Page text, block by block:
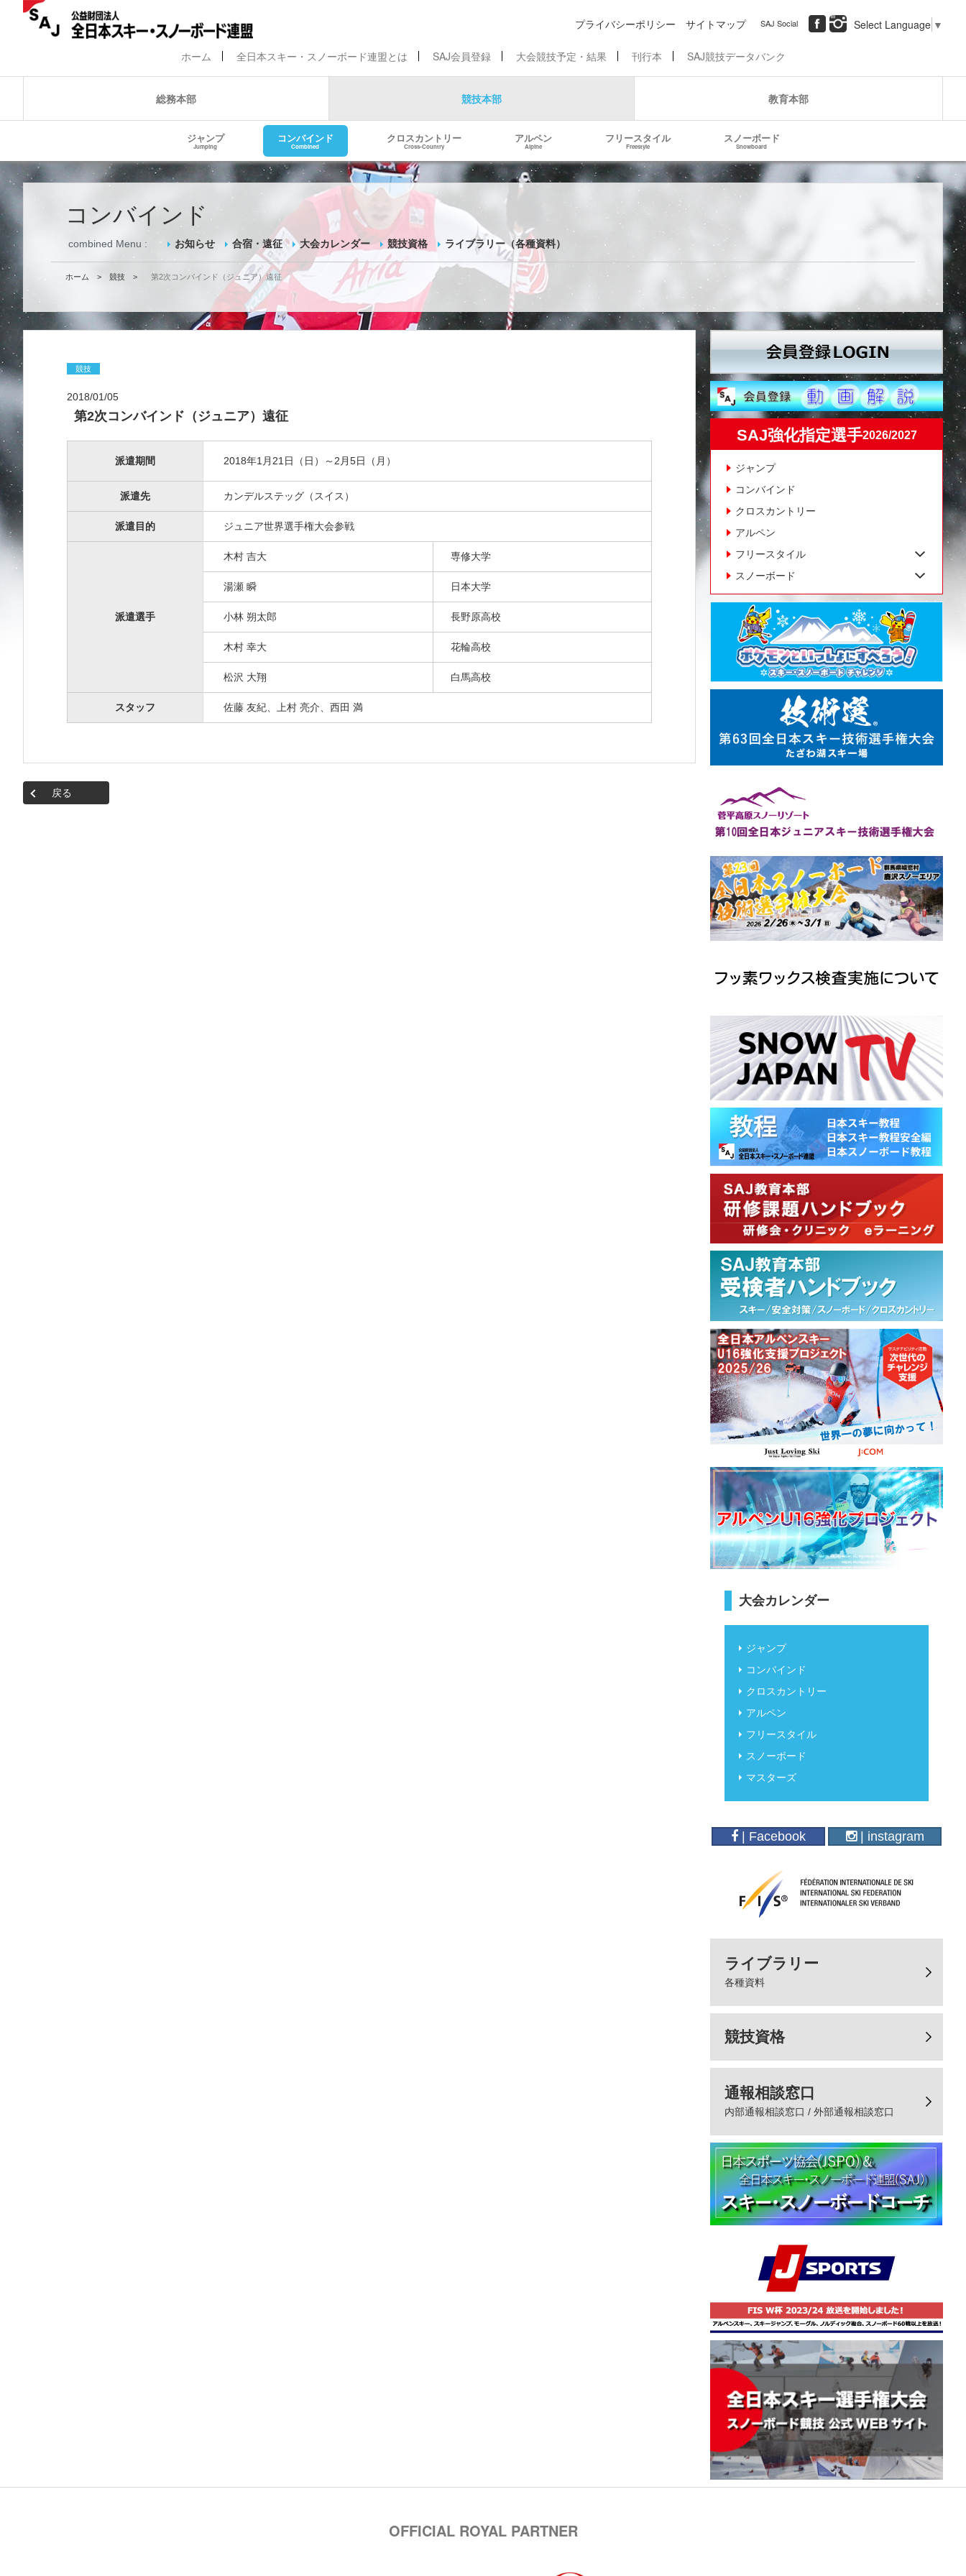
プライバシーポリシー サイトマップ SAJ Social Select Language ▼
ホーム 全日本スキー・スノーボード連盟とは SAJ会員登録 大会競技予定・結果 刊行本 SAJ競技データバンク
総務本部 競技本部 教育本部
ジャンプ
Jumping
コンバインド
Combined
クロスカントリー
Cross-Country
アルペン
Alpine
フリースタイル
Freestyle
スノーボード
Snowboard
コンバインド
combined Menu : お知らせ 合宿・遠征 大会カレンダー 競技資格 ライブラリー（各種資料）
ホーム > 競技 > 第2次コンバインド（ジュニア）遠征
競技
2018/01/05
第2次コンバインド（ジュニア）遠征
派遣期間 2018年1月21日（日）～2月5日（月）
派遣先 カンデルステッグ（スイス）
派遣目的 ジュニア世界選手権大会参戦
派遣選手
木村 吉大 専修大学
湯瀬 瞬 日本大学
小林 朔太郎 長野原高校
木村 幸大 花輪高校
松沢 大翔 白馬高校
スタッフ 佐藤 友紀、上村 亮介、西田 満
戻る
SAJ強化指定選手2026/2027
ジャンプ
コンバインド
クロスカントリー
アルペン
フリースタイル
スノーボード
大会カレンダー
ジャンプ
コンバインド
クロスカントリー
アルペン
フリースタイル
スノーボード
マスターズ
| Facebook | instagram
ライブラリー
各種資料
競技資格
通報相談窓口
内部通報相談窓口 / 外部通報相談窓口
OFFICIAL ROYAL PARTNER